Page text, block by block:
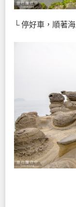
└ 停好車，順著